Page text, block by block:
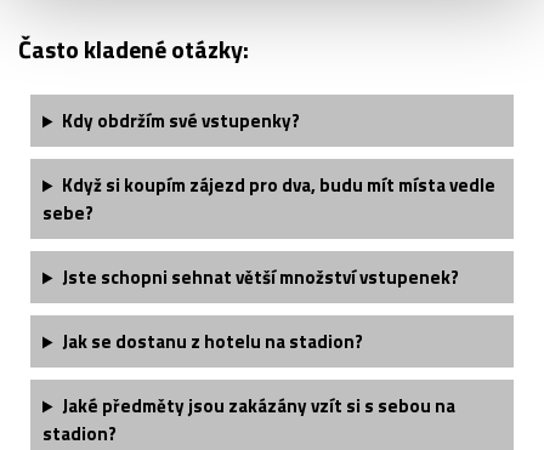
Často kladené otázky:
Kdy obdržím své vstupenky?
Když si koupím zájezd pro dva, budu mít místa vedle
sebe?
Jste schopni sehnat větší množství vstupenek?
Jak se dostanu z hotelu na stadion?
Jaké předměty jsou zakázány vzít si s sebou na
stadion?